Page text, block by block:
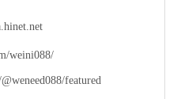
weini088/
featured